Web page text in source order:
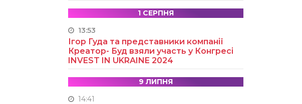
1 СЕРПНЯ
13:53
Ігор Гуда та представники компанії
Креатор- Буд взяли участь у Конгресі
INVEST IN UKRAINE 2024
9 ЛИПНЯ
14:41